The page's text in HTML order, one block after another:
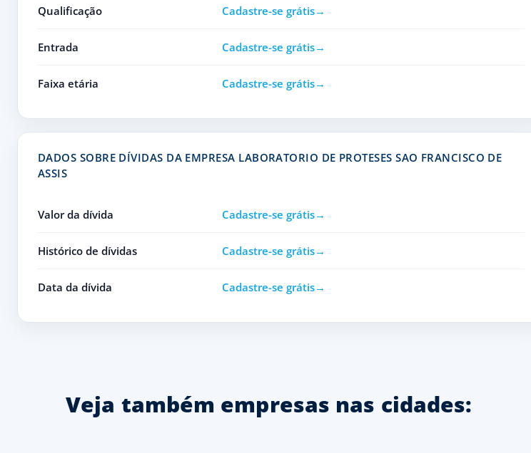
Qualificação Cadastre-se grátis
Entrada Cadastre-se grátis
Faixa etária Cadastre-se grátis
DADOS SOBRE DÍVIDAS DA EMPRESA LABORATORIO DE PROTESES SAO FRANCISCO DE
ASSIS
Valor da dívida Cadastre-se grátis
Histórico de dívidas Cadastre-se grátis
Data da dívida Cadastre-se grátis
Veja também empresas nas cidades: